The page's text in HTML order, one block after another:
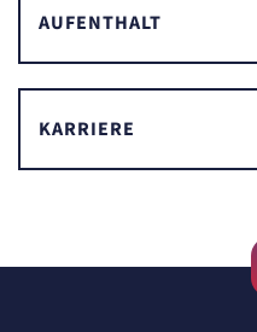
AUFENTHALT
KARRIERE